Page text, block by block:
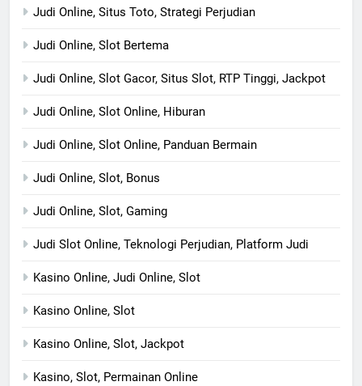
Judi Online, Situs Toto, Strategi Perjudian
Judi Online, Slot Bertema
Judi Online, Slot Gacor, Situs Slot, RTP Tinggi, Jackpot
Judi Online, Slot Online, Hiburan
Judi Online, Slot Online, Panduan Bermain
Judi Online, Slot, Bonus
Judi Online, Slot, Gaming
Judi Slot Online, Teknologi Perjudian, Platform Judi
Kasino Online, Judi Online, Slot
Kasino Online, Slot
Kasino Online, Slot, Jackpot
Kasino, Slot, Permainan Online